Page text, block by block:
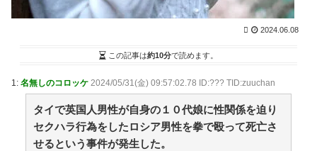
薬味たっぷりのカツオのたたきが美味すぎる
wwwwwwwwwwwwwwwwwwwwwwww / 2chまとめアン
36歳の彼女と結婚したいのに、家族が猛反対。家族か
ら信じられない言葉が飛び出した… 他 / 2chnaviヘッド
ライン
(12/24 07:00)
Powered by livedoor 相互RSS
ぜんぶ私が中心、そう思われたくないのに
2024.06.08
この記事は約10分で読めます。
1: 名無しのコロッケ 2024/05/31(金) 09:57:02.78 ID:??? TID:zuuchan
タイで英国人男性が自身の１０代娘に性関係を迫り
セクハラ行為をしたロシア男性を拳で殴って死亡さ
せるという事件が発生した。